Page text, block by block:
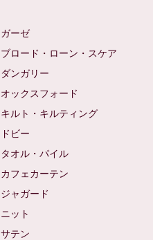
ガーゼ
ブロード・ローン・スケア
ダンガリー
オックスフォード
キルト・キルティング
ドビー
タオル・パイル
カフェカーテン
ジャガード
ニット
サテン